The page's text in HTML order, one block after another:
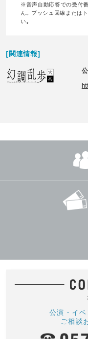
※音声自動応答での受付
ん｡ プッシュ回線または
い｡
[関連情報]
公演・イ
ご相談